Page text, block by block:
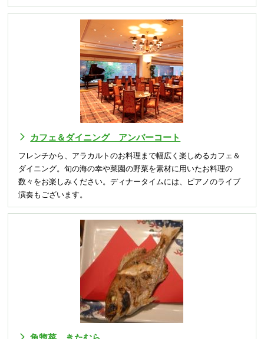
カフェ＆ダイニング アンバーコート
フレンチから、アラカルトのお料理まで幅広く楽しめるカフェ＆
ダイニング。旬の海の幸や菜園の野菜を素材に用いたお料理の
数々をお楽しみください。ディナータイムには、ピアノのライブ
演奏もございます。